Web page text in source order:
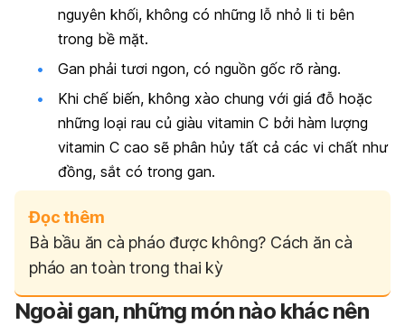
nguyên khối, không có những lỗ nhỏ li ti bên
trong bề mặt.
Gan phải tươi ngon, có nguồn gốc rõ ràng.
Khi chế biến, không xào chung với giá đỗ hoặc
những loại rau củ giàu vitamin C bởi hàm lượng
vitamin C cao sẽ phân hủy tất cả các vi chất như
đồng, sắt có trong gan.
Đọc thêm
Bà bầu ăn cà pháo được không? Cách ăn cà
pháo an toàn trong thai kỳ
Ngoài gan, những món nào khác nên